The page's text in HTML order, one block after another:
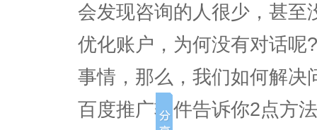
会发现咨询的人很少，甚至
优化账户，为何没有对话呢
事情，那么，我们如何解决
百度推广软件告诉你2点方